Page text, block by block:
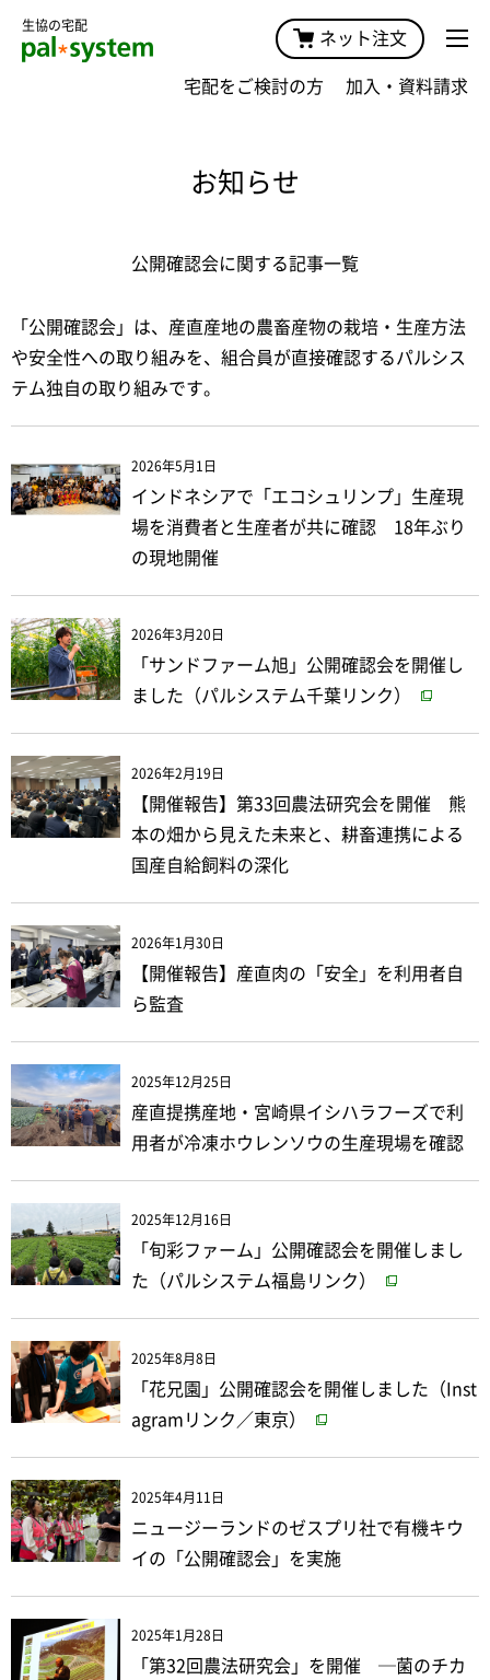
生協の宅配
ネット注文
宅配をご検討の方 加入・資料請求
お知らせ
公開確認会に関する記事一覧
「公開確認会」は、産直産地の農畜産物の栽培・生産方法
や安全性への取り組みを、組合員が直接確認するパルシス
テム独自の取り組みです。
2026年5月1日
インドネシアで「エコシュリンプ」生産現
場を消費者と生産者が共に確認 18年ぶり
の現地開催
2026年3月20日
「サンドファーム旭」公開確認会を開催し
ました（パルシステム千葉リンク）
2026年2月19日
【開催報告】第33回農法研究会を開催 熊
本の畑から見えた未来と、耕畜連携による
国産自給飼料の深化
2026年1月30日
【開催報告】産直肉の「安全」を利用者自
ら監査
2025年12月25日
産直提携産地・宮崎県イシハラフーズで利
用者が冷凍ホウレンソウの生産現場を確認
2025年12月16日
「旬彩ファーム」公開確認会を開催しまし
た（パルシステム福島リンク）
2025年8月8日
「花兄園」公開確認会を開催しました（Inst
agramリンク／東京）
2025年4月11日
ニュージーランドのゼスプリ社で有機キウ
イの「公開確認会」を実施
2025年1月28日
「第32回農法研究会」を開催 ─菌のチカ